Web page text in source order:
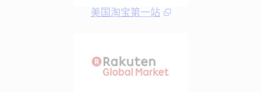
美国淘宝第一站